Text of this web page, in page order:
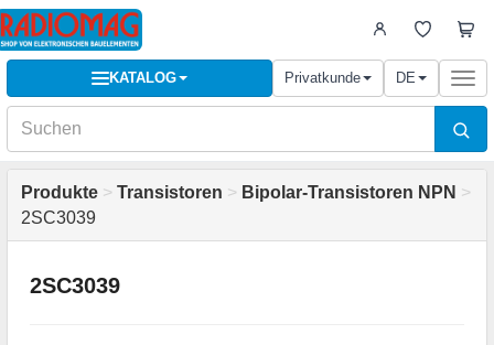
KATALOG Privatkunde DE
Produkte > Transistoren > Bipolar-Transistoren NPN >
2SC3039
2SC3039